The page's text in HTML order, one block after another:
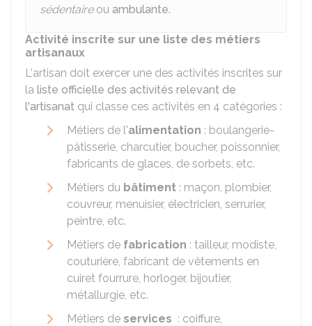
sédentaireou ambulante.
Activité inscrite sur une liste des métiers
artisanaux
L'artisan doit exercer une des activités inscrites sur
la liste officielle des activités relevant de
l'artisanat qui classe ces activités en 4 catégories :
Métiers de l'alimentation : boulangerie-
pâtisserie, charcutier, boucher, poissonnier,
fabricants de glaces, de sorbets, etc.
Métiers du bâtiment : maçon, plombier,
couvreur, menuisier, électricien, serrurier,
peintre, etc.
Métiers de fabrication : tailleur, modiste,
couturière, fabricant de vêtements en
cuiret fourrure, horloger, bijoutier,
métallurgie, etc.
Métiers de services : coiffure,